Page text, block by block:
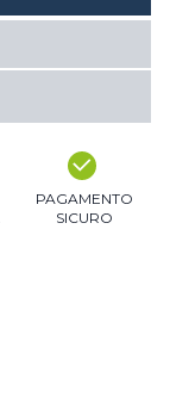
PAGAMENTO
SICURO